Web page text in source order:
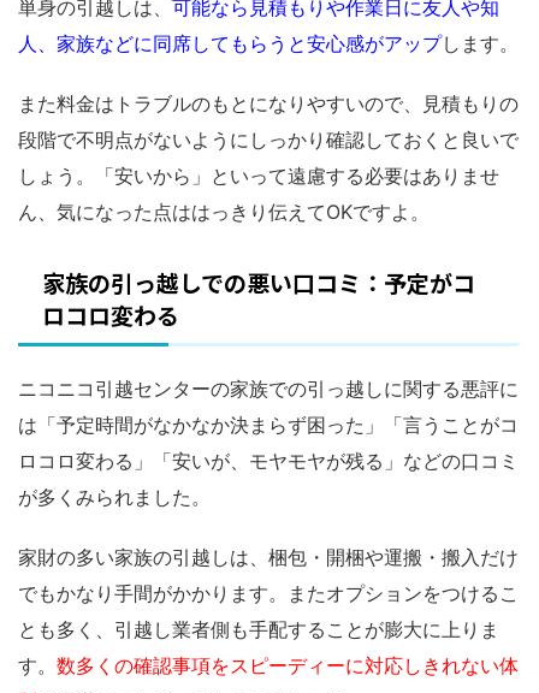
単身の引越しは、 可能なら見積もりや作業日に友人や知
人、家族などに同席してもらうと安心感がアップします。
また料金はトラブルのもとになりやすいので、見積もりの
段階で不明点がないようにしっかり確認しておくと良いで
しょう。「安いから」といって遠慮する必要はありませ
ん、気になった点ははっきり伝えてOKですよ。
家族の引っ越しでの悪い口コミ：予定がコ
ロコロ変わる
ニコニコ引越センターの家族での引っ越しに関する悪評に
は「予定時間がなかなか決まらず困った」「言うことがコ
ロコロ変わる」「安いが、モヤモヤが残る」などの口コミ
が多くみられました。
家財の多い家族の引越しは、梱包・開梱や運搬・搬入だけ
でもかなり手間がかかります。またオプションをつけるこ
とも多く、引越し業者側も手配することが膨大に上りま
す。 数多くの確認事項をスピーディーに対応しきれない体